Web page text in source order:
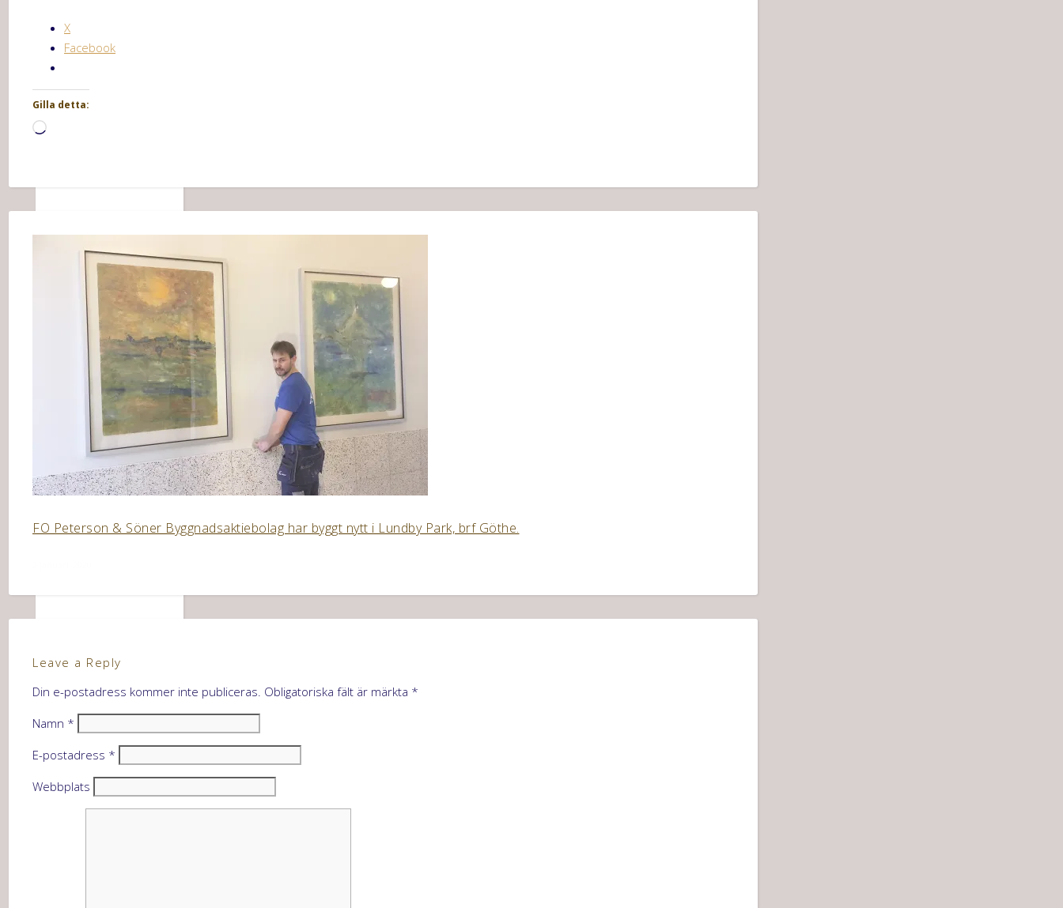
X
Facebook
Gilla detta:
Laddar
FO Peterson & Söner Byggnadsaktiebolag har byggt nytt i Lundby Park, brf Göthe.
Leave a Reply
Din e-postadress kommer inte publiceras. Obligatoriska fält är märkta *
Namn *
E-postadress *
Webbplats